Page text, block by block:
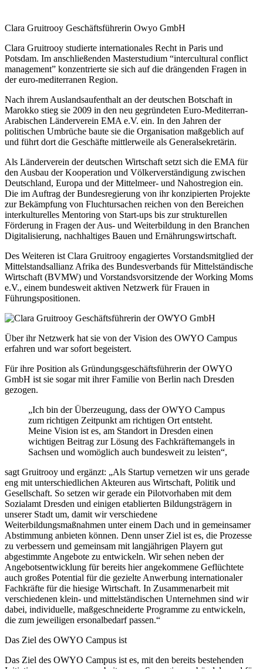
Clara Gruitrooy Geschäftsführerin Owyo GmbH
Clara Gruitrooy studierte internationales Recht in Paris und
Potsdam. Im anschließenden Masterstudium “intercultural conflict
management” konzentrierte sie sich auf die drängenden Fragen in
der euro-mediterranen Region.
Nach ihrem Auslandsaufenthalt an der deutschen Botschaft in
Marokko stieg sie 2009 in den neu gegründeten Euro-Mediterran-
Arabischen Länderverein EMA e.V. ein. In den Jahren der
politischen Umbrüche baute sie die Organisation maßgeblich auf
und führt dort die Geschäfte mittlerweile als Generalsekretärin.
Als Länderverein der deutschen Wirtschaft setzt sich die EMA für
den Ausbau der Kooperation und Völkerverständigung zwischen
Deutschland, Europa und der Mittelmeer- und Nahostregion ein.
Die im Auftrag der Bundesregierung von ihr konzipierten Projekte
zur Bekämpfung von Fluchtursachen reichen von den Bereichen
interkulturelles Mentoring von Start-ups bis zur strukturellen
Förderung in Fragen der Aus- und Weiterbildung in den Branchen
Digitalisierung, nachhaltiges Bauen und Ernährungswirtschaft.
Des Weiteren ist Clara Gruitrooy engagiertes Vorstandsmitglied der
Mittelstandsallianz Afrika des Bundesverbands für Mittelständische
Wirtschaft (BVMW) und Vorstandsvorsitzende der Working Moms
e.V., einem bundesweit aktiven Netzwerk für Frauen in
Führungspositionen.
Über ihr Netzwerk hat sie von der Vision des OWYO Campus
erfahren und war sofort begeistert.
Für ihre Position als Gründungsgeschäftsführerin der OWYO
GmbH ist sie sogar mit ihrer Familie von Berlin nach Dresden
gezogen.
„Ich bin der Überzeugung, dass der OWYO Campus
zum richtigen Zeitpunkt am richtigen Ort entsteht.
Meine Vision ist es, am Standort in Dresden einen
wichtigen Beitrag zur Lösung des Fachkräftemangels in
Sachsen und womöglich auch bundesweit zu leisten“,
sagt Gruitrooy und ergänzt: „Als Startup vernetzen wir uns gerade
eng mit unterschiedlichen Akteuren aus Wirtschaft, Politik und
Gesellschaft. So setzen wir gerade ein Pilotvorhaben mit dem
Sozialamt Dresden und einigen etablierten Bildungsträgern in
unserer Stadt um, damit wir verschiedene
Weiterbildungsmaßnahmen unter einem Dach und in gemeinsamer
Abstimmung anbieten können. Denn unser Ziel ist es, die Prozesse
zu verbessern und gemeinsam mit langjährigen Playern gut
abgestimmte Angebote zu entwickeln. Wir sehen neben der
Angebotsentwicklung für bereits hier angekommene Geflüchtete
auch großes Potential für die gezielte Anwerbung internationaler
Fachkräfte für die hiesige Wirtschaft. In Zusammenarbeit mit
verschiedenen klein- und mittelständischen Unternehmen sind wir
dabei, individuelle, maßgeschneiderte Programme zu entwickeln,
die zum jeweiligen ersonalbedarf passen.“
Das Ziel des OWYO Campus ist
Das Ziel des OWYO Campus ist es, mit den bereits bestehenden